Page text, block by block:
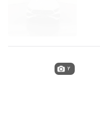
۲